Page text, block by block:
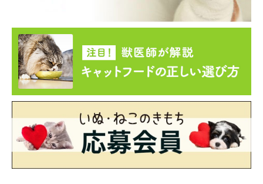
ねこのきもち投稿写真ギャラリー
体は足やしっぽの色 → 濃い色に
体の先端部もとくに濃い色が出やすい傾向があるため、足先やし